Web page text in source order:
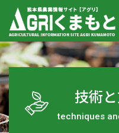
技術
techniques